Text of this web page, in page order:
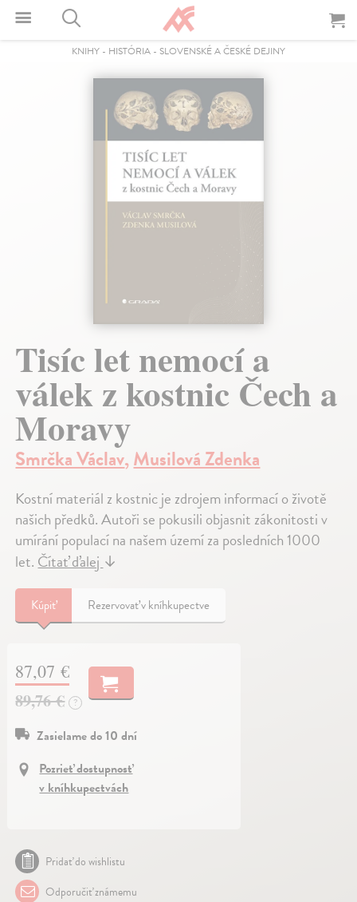
KNIHY - HISTÓRIA - SLOVENSKÉ A ČESKÉ DEJINY
Tisíc let nemocí a
válek z kostnic Čech a
Moravy
Smrčka Václav,Musilová Zdenka
Kostní materiál z kostnic je zdrojem informací o životě
našich předků. Autoři se pokusili objasnit zákonitosti v
umírání populací na našem území za posledních 1000
let.Čítať ďalej↓
Kúpiť Rezervovať v kníhkupectve
87,07 €
89,76 € ?
Zasielame do 10 dní
Pozrieť dostupnosť
v kníhkupectvách
Pridať do wishlistu
Odporučiť známemu